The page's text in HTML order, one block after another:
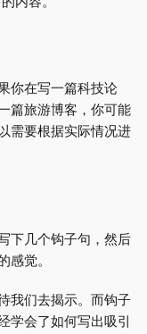
你在写一篇科技论
篇旅游博客，你可能
需要根据实际情况进
下几个钩子句，然后
感觉。
我们去揭示。而钩子
学会了如何写出吸引